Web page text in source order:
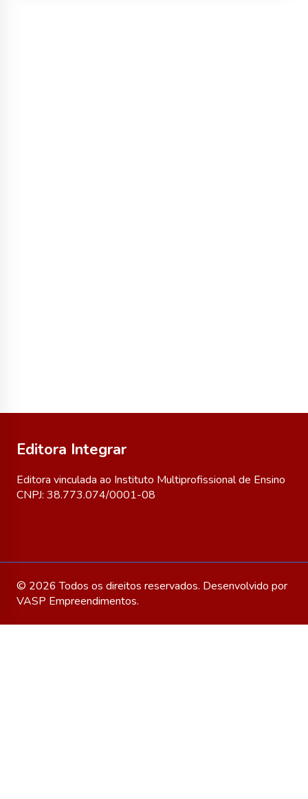
Editora Integrar
Editora vinculada ao Instituto Multiprofissional de Ensino
CNPJ: 38.773.074/0001-08
© 2026 Todos os direitos reservados. Desenvolvido por
VASP Empreendimentos.